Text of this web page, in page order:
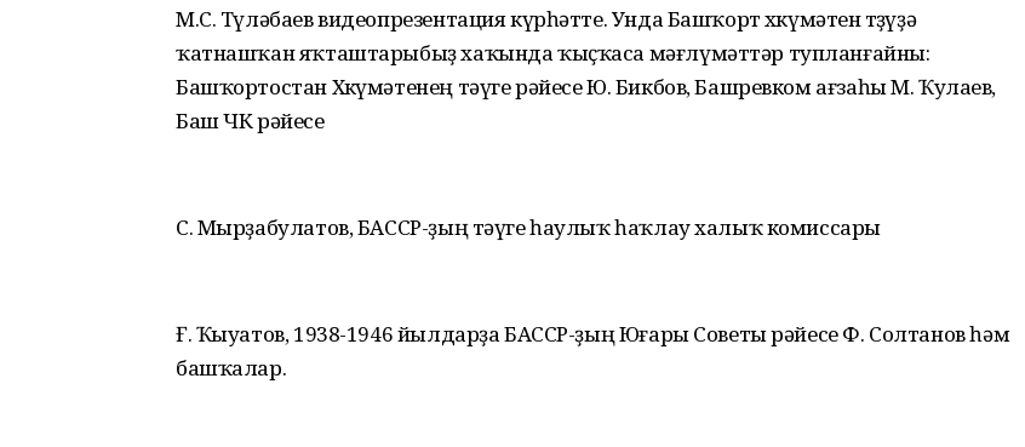
М.С. Түләбаев видеопрезентация күрһәтте. Унда Башҡорт хөкүмәтен төҙөүҙә
ҡатнашҡан яҡташтарыбыҙ хаҡында ҡыҫҡаса мәғлүмәттәр тупланғайны:
Башҡортостан Хөкүмәтенең тәүге рәйесе Ю. Бикбов, Башревком ағзаһы М. Ҡулаев,
Баш ЧК рәйесе
С. Мырҙабулатов, БАССР-ҙың тәүге һаулыҡ һаҡлау халыҡ комиссары
Ғ. Ҡыуатов, 1938-1946 йылдарҙа БАССР-ҙың Юғары Советы рәйесе Ф. Солтанов һәм
башҡалар.